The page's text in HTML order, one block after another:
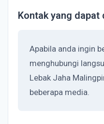
Kontak yang dapat
Apabila anda ingin
menghubungi
Lebak Jaha
beberapa media.